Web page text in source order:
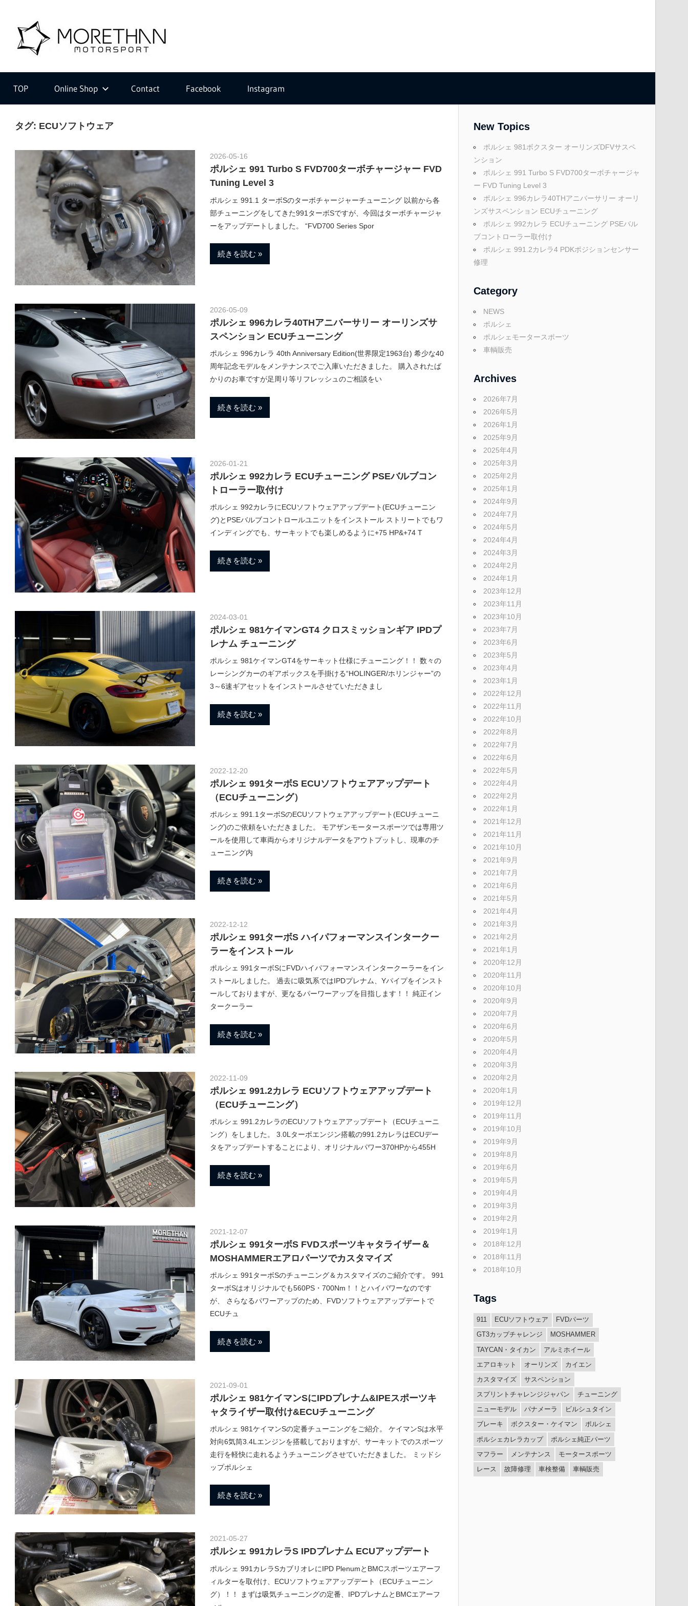
o
r
e
t
h
a
n
M
o
t
o
r
s
p
o
r
t
ポ
ル
シ
ェ
チ
ュ
ー
ニ
ン
グ
ブ
ロ
V
D
o
b
正
パ
ー
ツ
・
U
チ
ュ
ー
ン
レ
ー
ス
レ
ポ
ー
ト
な
を
紹
介
い
た
し
ま
す
TOP Online Shop Contact Facebook Instagram
タグ: ECUソフトウェア
2026-05-16
ポルシェ 991 Turbo S FVD700ターボチャージャー FVD
Tuning Level 3
ポルシェ 991.1 ターボSのターボチャージャーチューニング 以前から各
部チューニングをしてきた991ターボSですが、今回はターボチャージャ
ーをアップデートしました。 “FVD700 Series Spor
続きを読む
2026-05-09
ポルシェ 996カレラ40THアニバーサリー オーリンズサ
スペンション ECUチューニング
ポルシェ 996カレラ 40th Anniversary Edition(世界限定1963台) 希少な40
周年記念モデルをメンテナンスでご入庫いただきました。 購入されたば
かりのお車ですが足周り等リフレッシュのご相談をい
続きを読む
2026-01-21
ポルシェ 992カレラ ECUチューニング PSEバルブコン
トローラー取付け
ポルシェ 992カレラにECUソフトウェアアップデート(ECUチューニン
グ)とPSEバルブコントロールユニットをインストール ストリートでもワ
インディングでも、サーキットでも楽しめるように+75 HP&+74 T
続きを読む
2024-03-01
ポルシェ 981ケイマンGT4 クロスミッションギア IPDプ
レナム チューニング
ポルシェ 981ケイマンGT4をサーキット仕様にチューニング！！ 数々の
レーシングカーのギアボックスを手掛ける“HOLINGER/ホリンジャー”の
3～6速ギアセットをインストールさせていただきまし
続きを読む
2022-12-20
ポルシェ 991ターボS ECUソフトウェアアップデート
（ECUチューニング）
ポルシェ 991.1ターボSのECUソフトウェアアップデート(ECUチューニ
ング)のご依頼をいただきました。 モアザンモータースポーツでは専用ツ
ールを使用して車両からオリジナルデータをアウトプットし、現車のチ
ューニング内
続きを読む
2022-12-12
ポルシェ 991ターボS ハイパフォーマンスインタークー
ラーをインストール
ポルシェ 991ターボSにFVDハイパフォーマンスインタークーラーをイン
ストールしました。 過去に吸気系ではIPDプレナム、Yパイプをインスト
ールしておりますが、更なるパーワーアップを目指します！！ 純正イン
タークーラー
続きを読む
2022-11-09
ポルシェ 991.2カレラ ECUソフトウェアアップデート
（ECUチューニング）
ポルシェ 991.2カレラのECUソフトウェアアップデート（ECUチューニ
ング）をしました。 3.0Lターボエンジン搭載の991.2カレラはECUデー
タをアップデートすることにより、オリジナルパワー370HPから455H
続きを読む
2021-12-07
ポルシェ 991ターボS FVDスポーツキャタライザー＆
MOSHAMMERエアロパーツでカスタマイズ
ポルシェ 991ターボSのチューニング＆カスタマイズのご紹介です。 991
ターボSはオリジナルでも560PS・700Nm！！とハイパワーなのです
が、 さらなるパワーアップのため、FVDソフトウェアアップデートで
ECUチュ
続きを読む
2021-09-01
ポルシェ 981ケイマンSにIPDプレナム&IPEスポーツキ
ャタライザー取付け&ECUチューニング
ポルシェ 981ケイマンSの定番チューニングをご紹介。 ケイマンSは水平
対向6気筒3.4Lエンジンを搭載しておりますが、サーキットでのスポーツ
走行を軽快に走れるようチューニングさせていただきました。 ミッドシ
ップポルシェ
続きを読む
2021-05-27
ポルシェ 991カレラS IPDプレナム ECUアップデート
ポルシェ 991カレラSカブリオレにIPD PlenumとBMCスポーツエアーフ
ィルターを取付け、ECUソフトウェアアップデート（ECUチューニン
グ）！！ まずは吸気チューニングの定番、IPDプレナムとBMCエアーフ
New Topics
ポルシェ 981ボクスター オーリンズDFVサスペ
ンション
ポルシェ 991 Turbo S FVD700ターボチャージャ
ー FVD Tuning Level 3
ポルシェ 996カレラ40THアニバーサリー オーリ
ンズサスペンション ECUチューニング
ポルシェ 992カレラ ECUチューニング PSEバル
ブコントローラー取付け
ポルシェ 991.2カレラ4 PDKポジションセンサー
修理
Category
NEWS
ポルシェ
ポルシェモータースポーツ
車輌販売
Archives
2026年7月
2026年5月
2026年1月
2025年9月
2025年4月
2025年3月
2025年2月
2025年1月
2024年9月
2024年7月
2024年5月
2024年4月
2024年3月
2024年2月
2024年1月
2023年12月
2023年11月
2023年10月
2023年7月
2023年6月
2023年5月
2023年4月
2023年1月
2022年12月
2022年11月
2022年10月
2022年8月
2022年7月
2022年6月
2022年5月
2022年4月
2022年2月
2022年1月
2021年12月
2021年11月
2021年10月
2021年9月
2021年7月
2021年6月
2021年5月
2021年4月
2021年3月
2021年2月
2021年1月
2020年12月
2020年11月
2020年10月
2020年9月
2020年7月
2020年6月
2020年5月
2020年4月
2020年3月
2020年2月
2020年1月
2019年12月
2019年11月
2019年10月
2019年9月
2019年8月
2019年6月
2019年5月
2019年4月
2019年3月
2019年2月
2019年1月
2018年12月
2018年11月
2018年10月
Tags
911 ECUソフトウェア
FVDパーツ
GT3カップチャレンジ
MOSHAMMER
TAYCAN・タイカン
アルミホイール
エアロキット
オーリンズ
カイエン
カスタマイズ
サスペンション
スプリントチャレンジジャパン
チューニング
ニューモデル
パナメーラ
ビルシュタイン
ブレーキ
ボクスター・ケイマン
ポルシェ
ポルシェカレラカップ
ポルシェ純正パーツ
マフラー
メンテナンス
モータースポーツ
レース
故障修理 車検整備 車輌販売